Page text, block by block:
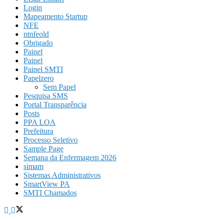
Login
Mapeamento Startup
NFE
ntnfeold
Obrigado
Painel
Painel
Painel SMTI
Papelzero
Sem Papel
Pesquisa SMS
Portal Transparência
Posts
PPA LOA
Prefeitura
Processo Seletivo
Sample Page
Semana da Enfermagem 2026
simam
Sistemas Administrativos
SmartView PA
SMTI Chamados